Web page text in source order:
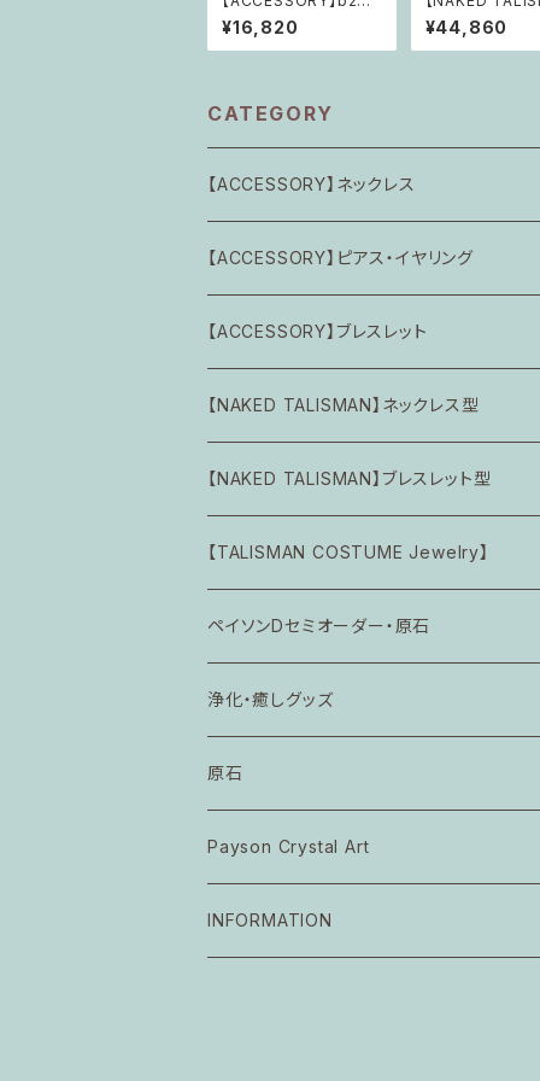
めざめのわ Brand-Ne
w 「月光柔らかに～無
垢の夜」
¥16,820
n222 漣の円舞曲
と愉しむ、今ここ
景色」
¥44,860
CATEGORY
【ACCESSORY】ネックレス
Calming Piece
憶の共鳴
Petit Symbolic Amulet (完品)
Inner Feminine & Universe
漣の円舞曲
hug myself
【ACCESSORY】ピアス・イヤリング
交換パーツ
Calming Piece
風薫る囁き
【ACCESSORY】ブレスレット
Calming Piece
めざめのわ Brand-New
Petit Symbolic Amulet (完品)
たゆたう煌めき
セミオーダー
星降る小夜に
【NAKED TALISMAN】ネックレス型
【NAKED TALISMAN】ブレスレット型
【TALISMAN COSTUME Jewelry】
空なる意識の一致
愛なる根源の統合
ペイソンDセミオーダー・原石
calming piece *petit ネックレス
浄化・癒しグッズ
ペイソンアロマ NEW ME NEW EARTH
原石
Payson Crystal Art
Payson Crystal Light Sanctuary
INFORMATION